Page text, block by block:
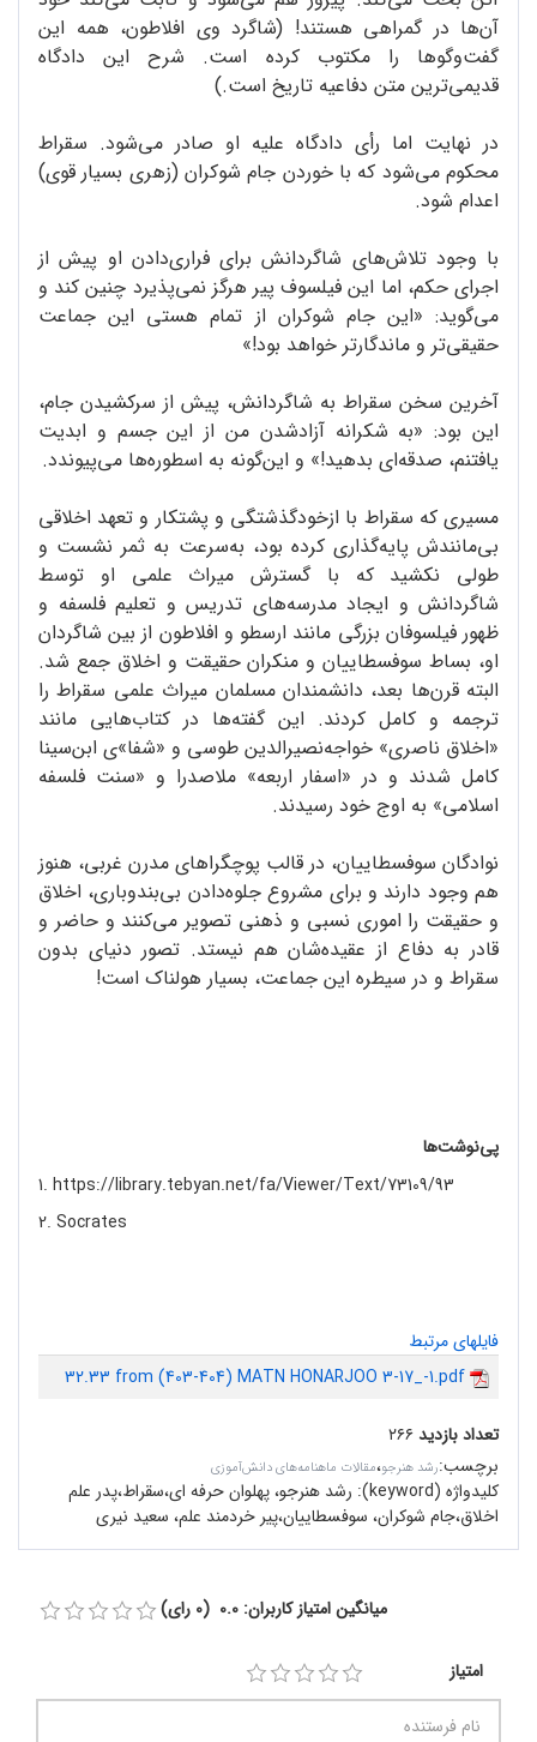
آن‌ها در گمراهی هستند! (شاگرد وی افلاطون، همه این
گفت‌وگوها را مکتوب کرده است. شرح این دادگاه
قدیمی‌ترین متن دفاعیه تاریخ است.)
در نهایت اما رأی دادگاه علیه او صادر می‌شود. سقراط
محکوم می‌شود که با خوردن جام شوکران (زهری بسیار قوی)
اعدام شود.
با وجود تلاش‌های شاگردانش برای فراری‌دادن او پیش از
اجرای حکم، اما این فیلسوف پیر هرگز نمی‌پذیرد چنین کند و
می‌گوید: «این جام شوکران از تمام هستی این جماعت
حقیقی‌تر و ماندگارتر خواهد بود!»
آخرین سخن سقراط به شاگردانش، پیش از سرکشیدن جام،
این بود: «به شکرانه آزادشدن من از این جسم و ابدیت
یافتنم، صدقه‌ای بدهید!» و این‌گونه به اسطوره‌ها می‌پیوندد.
مسیری که سقراط با ازخودگذشتگی و پشتکار و تعهد اخلاقی
بی‌مانندش پایه‌گذاری کرده بود، به‌سرعت به ثمر نشست و
طولی نکشید که با گسترش میراث علمی او توسط
شاگردانش و ایجاد مدرسه‌های تدریس و تعلیم فلسفه و
ظهور فیلسوفان بزرگی مانند ارسطو و افلاطون از بین شاگردان
او، بساط سوفسطاییان و منکران حقیقت و اخلاق جمع شد.
البته قرن‌ها بعد، دانشمندان مسلمان میراث علمی سقراط را
ترجمه و کامل کردند. این گفته‌ها در کتاب‌هایی مانند
«اخلاق ناصری» خواجه‌نصیرالدین طوسی و «شفا»ی ابن‌سینا
کامل شدند و در «اسفار اربعه» ملاصدرا و «سنت فلسفه
اسلامی» به اوج خود رسیدند.
نوادگان سوفسطاییان، در قالب پوچگراهای مدرن غربی، هنوز
هم وجود دارند و برای مشروع جلوه‌دادن بی‌بندوباری، اخلاق
و حقیقت را اموری نسبی و ذهنی تصویر می‌کنند و حاضر و
قادر به دفاع از عقیده‌شان هم نیستد. تصور دنیای بدون
سقراط و در سیطره این جماعت، بسیار هولناک است!
پی‌نوشت‌ها
1. https://library.tebyan.net/fa/Viewer/Text/73109/93
2. Socrates
فایلهای مرتبط
32.33 from (403-404) MATN HONARJOO 3-17_-1.pdf
تعداد بازدید۲۶۶
برچسب:رشد هنرجو،مقالات ماهنامه‌های دانش‌آموزی
کلیدواژه (keyword):
رشد هنرجو، پهلوان حرفه ای،سقراط،پدر علم
اخلاق،جام شوکران، سوفسطاییان،پیر خردمند علم، سعید نیری
میانگین امتیاز کاربران: 0.0 (0 رای)
امتیاز